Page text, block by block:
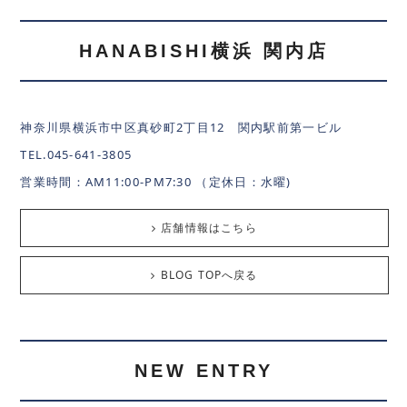
HANABISHI横浜 関内店
神奈川県横浜市中区真砂町2丁目12 関内駅前第一ビル
TEL.045-641-3805
営業時間：AM11:00-PM7:30 （定休日：水曜)
店舗情報はこちら
BLOG TOPへ戻る
NEW ENTRY